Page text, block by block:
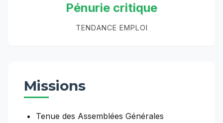
Pénurie critique
TENDANCE EMPLOI
Missions
Tenue des Assemblées Générales